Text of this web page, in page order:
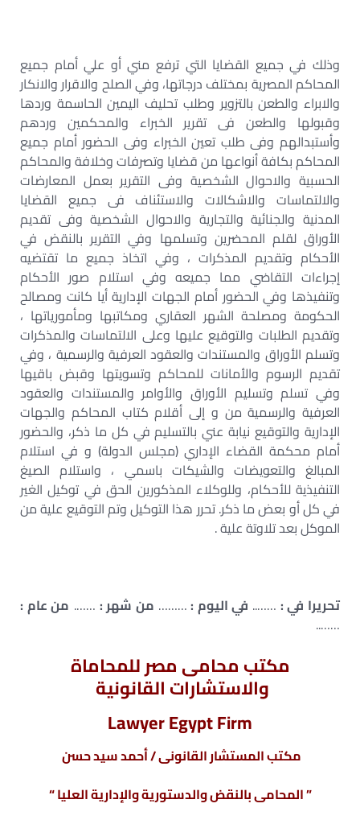
وذلك في جميع القضايا التي ترفع مني أو علي أمام جميع
المحاكم المصرية بمختلف درجاتها، وفي الصلح والاقرار والانكار
والابراء والطعن بالتزوير وطلب تحليف اليمين الحاسمة وردها
وقبولها والطعن فى تقرير الخبراء والمحكمين وردهم
وأستبدالهم وفى طلب تعين الخبراء وفى الحضور أمام جميع
المحاكم بكافة أنواعها من قضايا وتصرفات وخلافة والمحاكم
الحسبية والاحوال الشخصية وفى التقرير بعمل المعارضات
والالتماسات والاشكالات والاستئناف فى جميع القضايا
المدنية والجنائية والتجارية والاحوال الشخصية وفى تقديم
الأوراق لقلم المحضرين وتسلمها وفي التقرير بالنقض في
الأحكام وتقديم المذكرات ، وفي اتخاذ جميع ما تقتضيه
إجراءات التقاضي مما جميعه وفي استلام صور الأحكام
وتنفيذها وفي الحضور أمام الجهات الإدارية أيا كانت ومصالح
الحكومة ومصلحة الشهر العقاري ومكاتبها ومأمورياتها ،
وتقديم الطلبات والتوقيع عليها وعلى الالتماسات والمذكرات
وتسلم الأوراق والمستندات والعقود العرفية والرسمية ، وفي
تقديم الرسوم والأمانات للمحاكم وتسويتها وقبض باقيها
وفي تسلم وتسليم الأوراق والأوامر والمستندات والعقود
العرفية والرسمية من و إلى أقلام كتاب المحاكم والجهات
الإدارية والتوقيع نيابة عني بالتسليم في كل ما ذكر، والحضور
أمام محكمة القضاء الإداري (مجلس الدولة) و في استلام
المبالغ والتعويضات والشيكات باسمي ، واستلام الصيغ
التنفيذية للأحكام، وللوكلاء المذكورين الحق في توكيل الغير
في كل أو بعض ما ذكر. تحرر هذا التوكيل وتم التوقيع علية من
الموكل بعد تلاوتة علية .
تحريرا في : …….. في اليوم :……… من شهر : ……. من عام :
……..
مكتب محامى مصر للمحاماة
والاستشارات القانونية
Lawyer Egypt Firm
مكتب المستشار القانونى / أحمد سيد حسن
” المحامى بالنقض والدستورية والإدارية العليا “